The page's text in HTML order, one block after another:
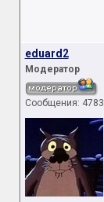
eduard2
Модератор
Сообщения: 4783